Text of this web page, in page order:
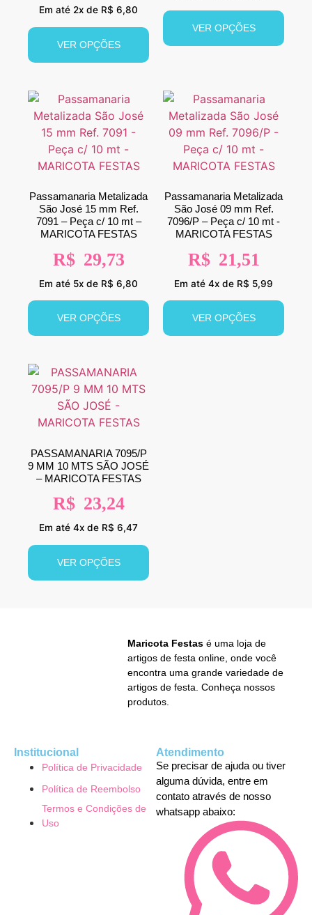
Em até 2x de R$ 6,80
VER OPÇÕES
VER OPÇÕES
Passamanaria Metalizada
São José 15 mm Ref.
7091 – Peça c/ 10 mt –
MARICOTA FESTAS
R$ 29,73
Em até 5x de R$ 6,80
VER OPÇÕES
Passamanaria Metalizada
São José 09 mm Ref.
7096/P – Peça c/ 10 mt -
MARICOTA FESTAS
R$ 21,51
Em até 4x de R$ 5,99
VER OPÇÕES
PASSAMANARIA 7095/P
9 MM 10 MTS SÃO JOSÉ
– MARICOTA FESTAS
R$ 23,24
Em até 4x de R$ 6,47
VER OPÇÕES
Maricota Festas é uma loja de
artigos de festa online, onde você
encontra uma grande variedade de
artigos de festa. Conheça nossos
produtos.
Institucional
Política de Privacidade
Política de Reembolso
Termos e Condições de
Uso
Atendimento
Se precisar de ajuda ou tiver
alguma dúvida, entre em
contato através de nosso
whatsapp abaixo: